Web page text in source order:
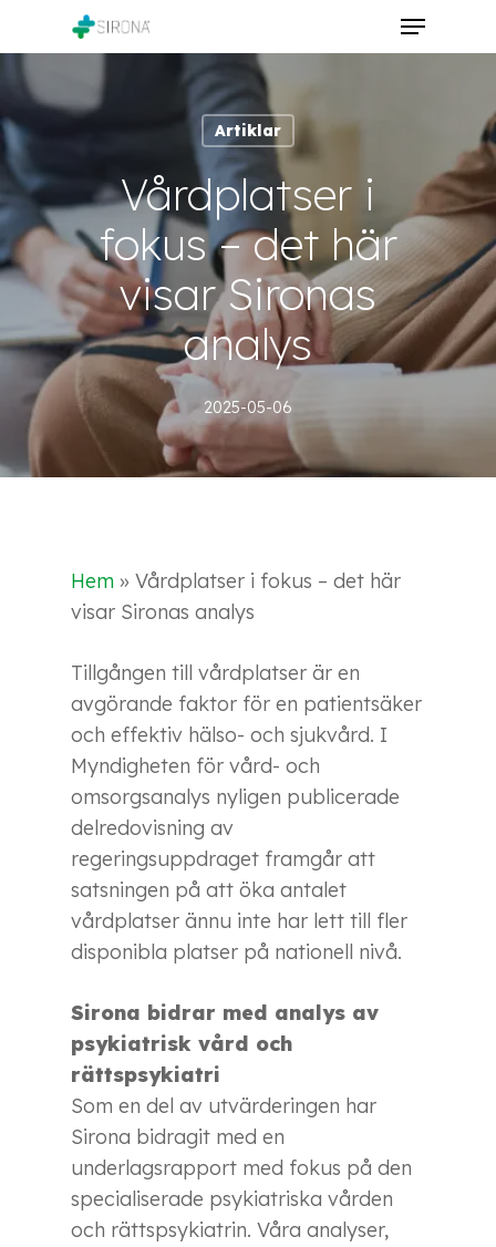
main
content
Menu
Artiklar
Vårdplatser i
fokus – det här
visar Sironas
analys
2025-05-06
Hem » Vårdplatser i fokus – det här
visar Sironas analys
Tillgången till vårdplatser är en
avgörande faktor för en patientsäker
och effektiv hälso- och sjukvård. I
Myndigheten för vård- och
omsorgsanalys nyligen publicerade
delredovisning av
regeringsuppdraget framgår att
satsningen på att öka antalet
vårdplatser ännu inte har lett till fler
disponibla platser på nationell nivå.
Sirona bidrar med analys av
psykiatrisk vård och
rättspsykiatri
Som en del av utvärderingen har
Sirona bidragit med en
underlagsrapport med fokus på den
specialiserade psykiatriska vården
och rättspsykiatrin. Våra analyser,